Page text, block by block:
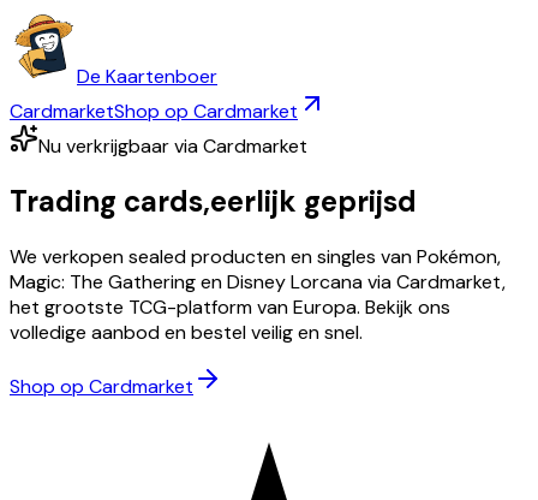
De Kaartenboer
CardmarketShop op Cardmarket
Nu verkrijgbaar via Cardmarket
Trading cards,eerlijk geprijsd
We verkopen sealed producten en singles van Pokémon,
Magic: The Gathering en Disney Lorcana via Cardmarket,
het grootste TCG-platform van Europa. Bekijk ons
volledige aanbod en bestel veilig en snel.
Shop op Cardmarket